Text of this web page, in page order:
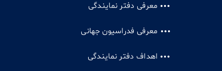
معرفی دفتر نمایندگی
معرفی فدراسیون جهانی
اهداف دفتر نمایندگی